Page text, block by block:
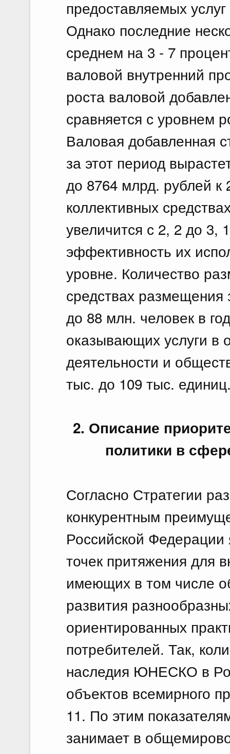
предоставляемых
Однако последние
среднем на 3 - 7
валовой внутренний
роста валовой
сравняется с уровнем
Валовая добавленная
за этот период
до 8764 млрд. рублей к
коллективных
увеличится с 2, 2 до 3,
эффективность их
уровне. Количество
средствах размещения
до 88 млн. человек в
оказывающих услуги в
деятельности и
тыс. до 109 тыс.
2. Описание
политики в
Согласно Стратегии
конкурентным
Российской
точек притяжения для
имеющих в том числе
развития
ориентированных
потребителей. Так,
наследия ЮНЕСКО в
объектов всемирного
11. По этим
занимает в